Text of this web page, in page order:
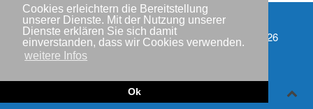
Cookies erleichtern die Bereitstellung
unserer Dienste. Mit der Nutzung unserer
Dienste erklären Sie sich damit
einverstanden, dass wir Cookies verwenden.
weitere Infos
Ok
Partner
Impressum
Datenschutzerklärung
Copyright © IWR 2026